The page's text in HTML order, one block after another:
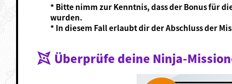
* Bitte nimm zur Kenntnis, dass der Bonus für
wurden.
* In diesem Fall erlaubt dir der Abschluss der
Überprüfe deine Ninja-